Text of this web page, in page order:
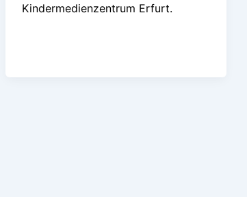
Kindermedienzentrum Erfurt.